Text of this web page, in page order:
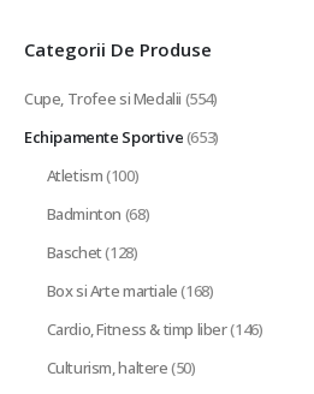
Categorii De Produse
Cupe, Trofee si Medalii (554)
Echipamente Sportive(653)
Atletism(100)
Badminton (68)
Baschet(128)
Box si Arte martiale(168)
Cardio, Fitness & timp liber(146)
Culturism, haltere(50)